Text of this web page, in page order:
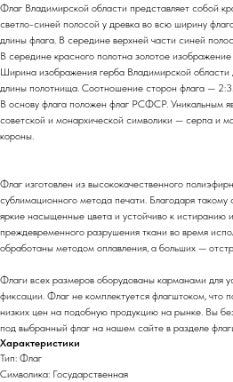
Флаг Владимирской области представляет собой
светло-синей полосой у древка во всю ширину
длины флага. В середине верхней части синей
В середине красного полотна золотое
Ширина изображения герба Владимирской области
длины полотнища. Соотношение сторон флага — 2:3.
В основу флага положен флаг РСФСР. Уникальным
советской и монархической символики — серпа и
короны.
Флаг изготовлен из высококачественного
сублимационного метода печати. Благодаря
яркие насыщенные цвета и устойчиво к истиранию
преждевременного разрушения ткани во время
обработаны методом оплавления, а больших —
Флаги всех размеров оборудованы карманами для
фиксации. Флаг не комплектуется флагштоком, что
низких цен на подобную продукцию на рынке. Вы
под выбранный флаг на нашем сайте в разделе
Характеристики
Тип: Флаг
Символика: Государственная